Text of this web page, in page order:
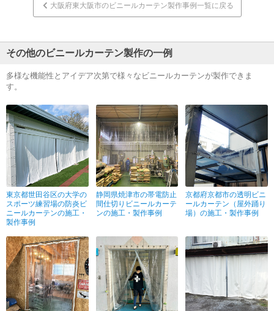
大阪府東大阪市のビニールカーテン製作事例一覧に戻る
その他のビニールカーテン製作の一例
多様な機能性とアイデア次第で様々なビニールカーテンが製作できま
す。
東京都世田谷区の大学の
スポーツ練習場の防炎ビ
ニールカーテンの施工・
製作事例
静岡県焼津市の帯電防止
間仕切りビニールカーテ
ンの施工・製作事例
京都府京都市の透明ビニ
ールカーテン（屋外踊り
場）の施工・製作事例